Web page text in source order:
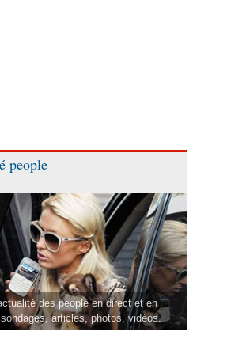
people
des people en direct et en
articles, photos, vidéos.